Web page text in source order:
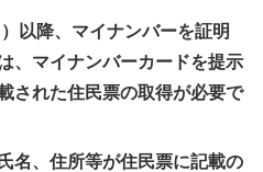
以降、マイナンバーを証明
、マイナンバーカードを提示
された住民票の取得が必要で
名、住所等が住民票に記載の